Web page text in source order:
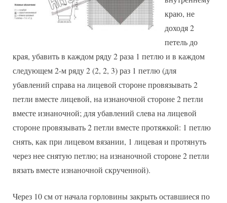
краю, не
доходя 2
петель до
края, убавить в каждом ряду 2 раза 1 петлю и в каждом
следующем 2-м ряду 2 (2, 2, 3) раз 1 петлю (для
убавлений справа на лицевой стороне провязывать 2
петли вместе лицевой, на изнаночной стороне 2 петли
вместе изнаночной; для убавлений слева на лицевой
стороне провязывать 2 петли вместе протяжкой: 1 петлю
снять, как при лицевом вязании, 1 лицевая и протянуть
через нее снятую петлю; на изнаночной стороне 2 петли
вязать вместе изнаночной скрученной).
Через 10 см от начала горловины закрыть оставшиеся по